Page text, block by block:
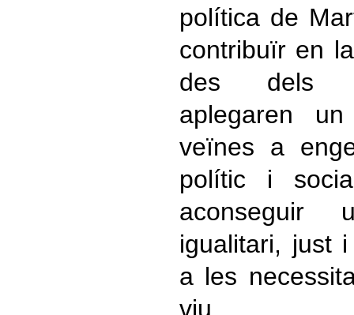
política de
contribuïr en
des dels
aplegaren
veïnes a
polític i
aconseguir
igualitari, just
a les
viu.